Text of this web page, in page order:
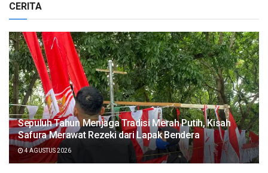
CERITA
Sepuluh Tahun Menjaga Tradisi Merah Putih, Kisah
Safura Merawat Rezeki dari Lapak Bendera
4 AGUSTUS 2026